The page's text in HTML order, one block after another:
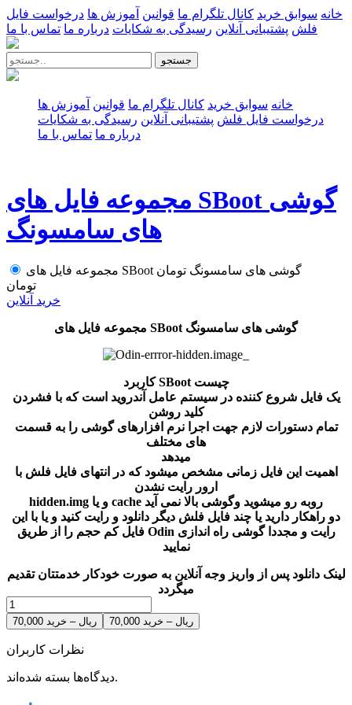
خانه سوابق خرید کانال تلگرام ما قوانین آموزش ها درخواست فایل
فلش پشتیبانی آنلاین رسیدگی به شکایات درباره ما تماس با ما
جستجو
خانه سوابق خرید کانال تلگرام ما قوانین آموزش ها
درخواست فایل فلش پشتیبانی آنلاین رسیدگی به شکایات
درباره ما تماس با ما
مجموعه فایل های SBoot گوشی
های سامسونگ
مجموعه فایل های SBoot گوشی های سامسونگ تومان
تومان
خرید آنلاین
مجموعه فایل های SBoot گوشی های سامسونگ
کاربرد SBoot چیست
یک فایل شروع کننده در سیستم عامل آندروید است که با فشردن
کلید روشن
تمام دستورات لازم جهت اجرا نرم افزارهای گوشی را به قسمت
های مختلف
میدهد
اهمیت این فایل زمانی مشخص میشود که در انتهای فایل فلش با
ارور رایت نشدن
hidden.img و یا cache روبه رو میشوید وگوشی بالا نمی آید
دو راهکار دارید یا چند فایل فلش دیگر دانلود و رایت کنید و یا با این
فایل کم حجم را از طریق Odin رایت و مجددا گوشی راه اندازی
نمایید
لینک دانلود پس از واریز وجه آنلاین به صورت خودکار خدمتتان تقدیم
میگردد
70,000 ریال – خرید
نظرات کاربران
دیدگاه‌ها بسته شده‌اند.